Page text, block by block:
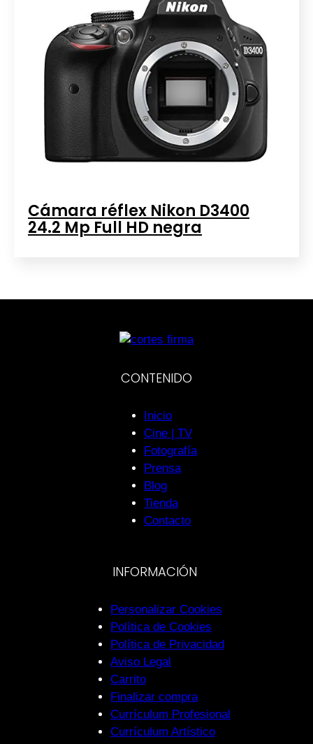
Cámara réflex Nikon D3400
24.2 Mp Full HD negra
CONTENIDO
Inicio
Cine | TV
Fotografía
Prensa
Blog
Tienda
Contacto
INFORMACIÓN
Personalizar Cookies
Política de Cookies
Política de Privacidad
Aviso Legal
Carrito
Finalizar compra
Currículum Profesional
Currículum Artístico